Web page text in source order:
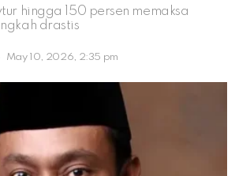
hingga 150 persen memaksa
drastis
May 10, 2026, 2:35 pm